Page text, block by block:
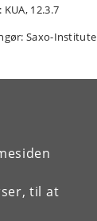
til at
KUA, 12.3.7
Saxo-Institute